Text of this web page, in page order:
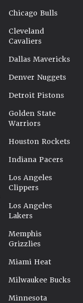
Chicago Bulls
Cleveland
Cavaliers
Dallas Mavericks
Denver Nuggets
Detroit Pistons
Golden State
Warriors
Houston Rockets
Indiana Pacers
Los Angeles
Clippers
Los Angeles
Lakers
Memphis
Grizzlies
Miami Heat
Milwaukee Bucks
Minnesota